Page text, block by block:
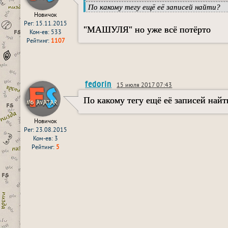
Новичок
Рег: 15.11.2015
Ком-ев: 533
Рейтинг: 1107
По какому тегу ещё её записей найти?
"МАШУЛЯ" но уже всё потёрто
Новичок
Рег: 23.08.2015
Ком-ев: 3
Рейтинг: 5
fedorin 15 июля 2017 07:43
По какому тегу ещё её записей